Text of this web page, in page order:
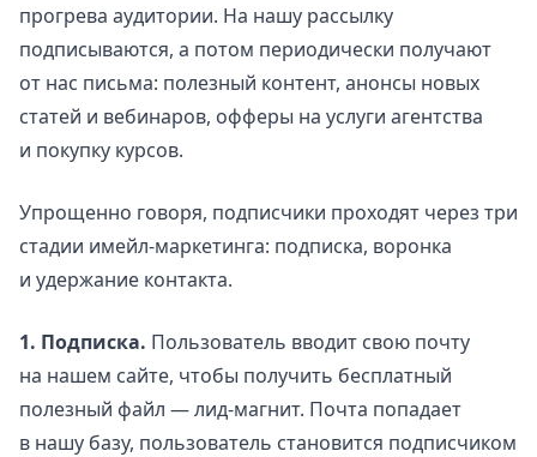
прогрева аудитории. На нашу рассылку
подписываются, а потом периодически получают
от нас письма: полезный контент, анонсы новых
статей и вебинаров, офферы на услуги агентства
и покупку курсов.
Упрощенно говоря, подписчики проходят через три
стадии имейл-маркетинга: подписка, воронка
и удержание контакта.
1. Подписка. Пользователь вводит свою почту
на нашем сайте, чтобы получить бесплатный
полезный файл — лид-магнит. Почта попадает
в нашу базу, пользователь становится подписчиком